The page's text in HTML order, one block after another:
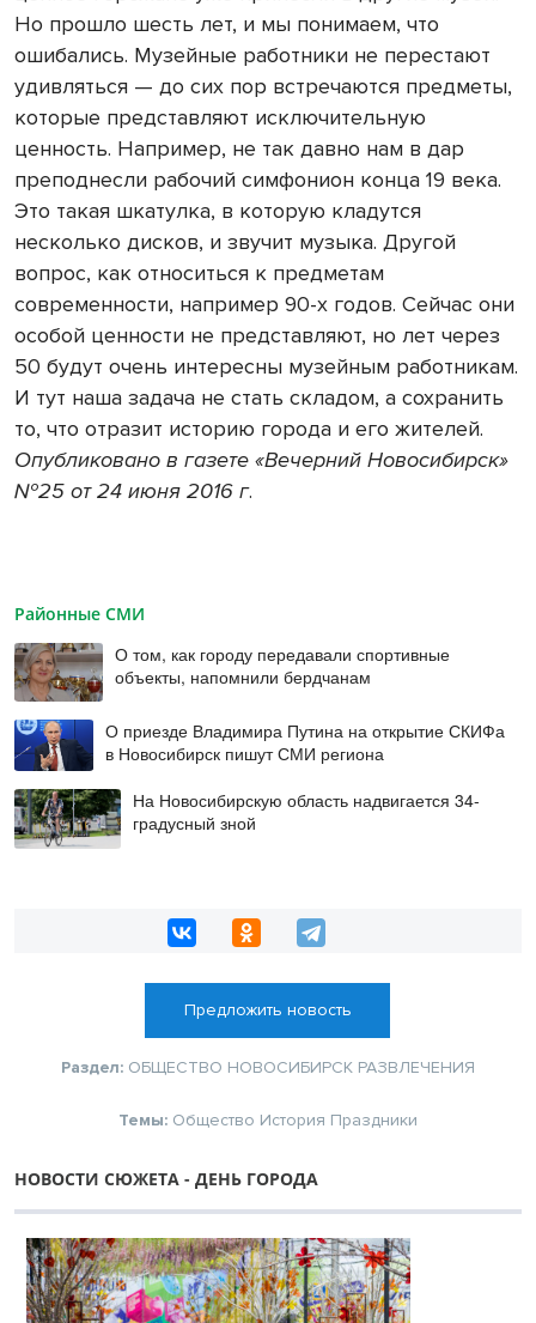
Но прошло шесть лет, и мы понимаем, что
ошибались. Музейные работники не перестают
удивляться — до сих пор встречаются предметы,
которые представляют исключительную
ценность. Например, не так давно нам в дар
преподнесли рабочий симфонион конца 19 века.
Это такая шкатулка, в которую кладутся
несколько дисков, и звучит музыка. Другой
вопрос, как относиться к предметам
современности, например 90-х годов. Сейчас они
особой ценности не представляют, но лет через
50 будут очень интересны музейным работникам.
И тут наша задача не стать складом, а сохранить
то, что отразит историю города и его жителей.
Опубликовано в газете «Вечерний Новосибирск»
№25 от 24 июня 2016 г.
Районные СМИ
О том, как городу передавали спортивные
объекты, напомнили бердчанам
О приезде Владимира Путина на открытие СКИФа
в Новосибирск пишут СМИ региона
На Новосибирскую область надвигается 34-
градусный зной
Предложить новость
Раздел: ОБЩЕСТВО НОВОСИБИРСК РАЗВЛЕЧЕНИЯ
Темы: Общество История Праздники
НОВОСТИ СЮЖЕТА - ДЕНЬ ГОРОДА